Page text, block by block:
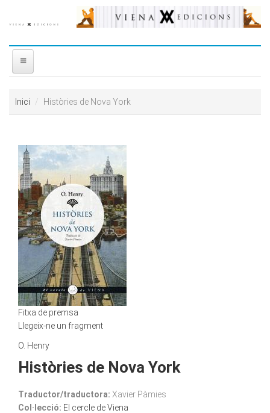
DISTRIBUÏDORA
PREMIS
CONTACTE
Inici Històries de Nova York
Fitxa de premsa
Llegeix-ne un fragment
O. Henry
Històries de Nova York
Traductor/traductora: Xavier Pàmies
Col·lecció: El cercle de Viena